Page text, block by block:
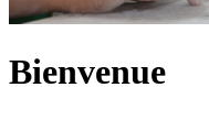
Bienvenue